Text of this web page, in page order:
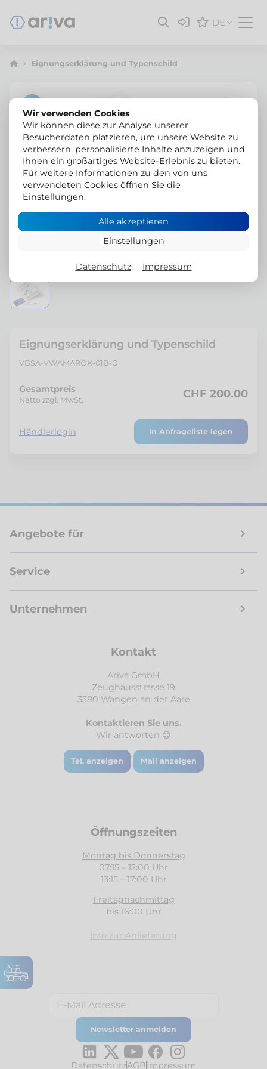
DE
Eignungserklärung und Typenschild
Eignungserklärung und Typenschild
VBSA-VWAMAROK-01B-G
Gesamtpreis
Netto zzgl. MwSt. CHF 200.00
Händlerlogin In Anfrageliste legen
Angebote für
Service
Unternehmen
Kontakt
Ariva GmbH
Zeughausstrasse 19
3380 Wangen an der Aare
Kontaktieren Sie uns.
Wir antworten 😊
Tel. anzeigen Mail anzeigen
Öffnungszeiten
Montag bis Donnerstag
07:15 – 12:00 Uhr
13:15 – 17:00 Uhr
Freitagnachmittag
bis 16:00 Uhr
Info zur Anlieferung
DatenschutzAGB Impressum
Wir verwenden Cookies
Wir können diese zur Analyse unserer
Besucherdaten platzieren, um unsere Website zu
verbessern, personalisierte Inhalte anzuzeigen und
Ihnen ein großartiges Website-Erlebnis zu bieten.
Für weitere Informationen zu den von uns
verwendeten Cookies öffnen Sie die
Einstellungen.
Alle akzeptieren
Einstellungen
Datenschutz Impressum